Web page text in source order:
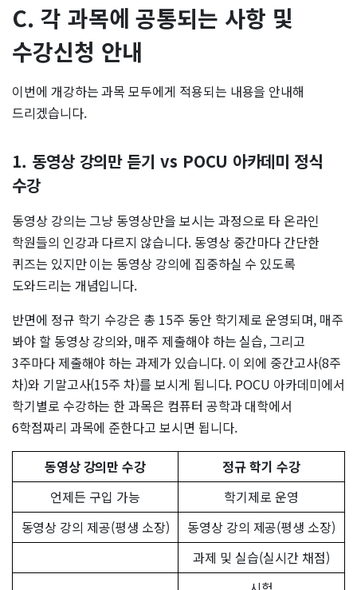
C. 각 과목에 공통되는 사항 및
수강신청 안내
이번에 개강하는 과목 모두에게 적용되는 내용을 안내해
드리겠습니다.
1. 동영상 강의만 듣기 vs POCU 아카데미 정식
수강
동영상 강의는 그냥 동영상만을 보시는 과정으로 타 온라인
학원들의 인강과 다르지 않습니다. 동영상 중간마다 간단한
퀴즈는 있지만 이는 동영상 강의에 집중하실 수 있도록
도와드리는 개념입니다.
반면에 정규 학기 수강은 총 15주 동안 학기제로 운영되며, 매주
봐야 할 동영상 강의와, 매주 제출해야 하는 실습, 그리고
3주마다 제출해야 하는 과제가 있습니다. 이 외에 중간고사(8주
차)와 기말고사(15주 차)를 보시게 됩니다. POCU 아카데미에서
학기별로 수강하는 한 과목은 컴퓨터 공학과 대학에서
6학점짜리 과목에 준한다고 보시면 됩니다.
동영상 강의만 수강
정규 학기 수강
언제든 구입 가능
학기제로 운영
동영상 강의 제공(평생 소장)
동영상 강의 제공(평생 소장)
과제 및 실습(실시간 채점)